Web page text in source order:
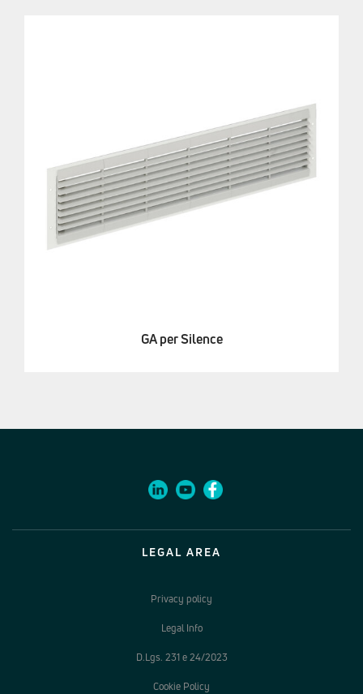
GA per Silence
LEGAL AREA
Privacy policy
Legal Info
D.Lgs. 231 e 24/2023
Cookie Policy